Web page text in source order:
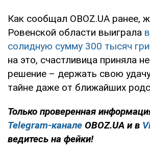
Как сообщал OBOZ.UA ранее,
Ровенской области выиграла
солидную сумму 300 тысяч
на это, счастливица приняла
решение – держать свою
тайне даже от ближайших
Только проверенная
Telegram-канале OBOZ.UA и в
ведитесь на фейки!